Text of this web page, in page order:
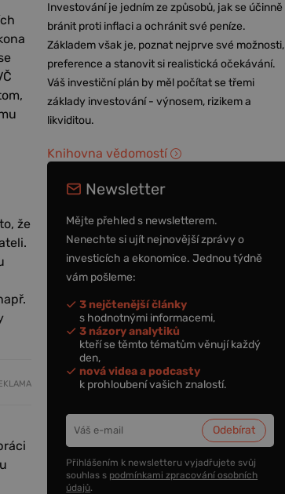
že
Investování je jedním ze způsobů, jak se účinně
bránit proti inflaci a ochránit své peníze.
Základem však je, poznat nejprve své možnosti,
preference a stanovit si realistická očekávání.
Váš investiční plán by měl počítat se třemi
základy investování - výnosem, rizikem a
likviditou.
Knihovna vědomostí
Newsletter
Mějte přehled s newsletterem.
Nenechte si ujít nejnovější zprávy o
investicích a ekonomice. Jednou týdně
vám pošleme:
3 nejčtenější články
s hodnotnými informacemi,
3 názory analytiků
kteří se těmto tématům věnují každý
den,
nová videa a podcasty
k prohloubení vašich znalostí.
Přihlášením k newsletteru vyjadřujete svůj
souhlas s podmínkami zpracování osobních
údajů.